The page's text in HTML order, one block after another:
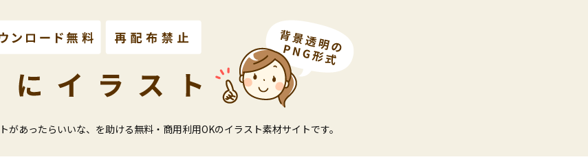
があったらいいな、を助ける無料・商用利用OKのイラスト素材サイトです。